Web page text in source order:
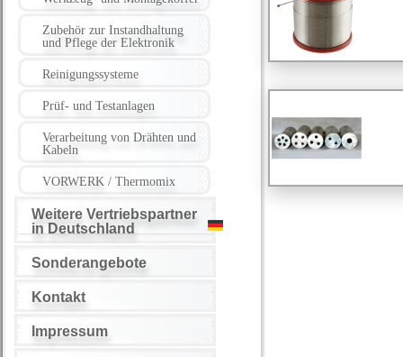
Zubehör zur Instandhaltung
und Pflege der Elektronik
Reinigungssysteme
Prüf- und Testanlagen
Verarbeitung von Drähten und
Kabeln
VORWERK / Thermomix
Weitere Vertriebspartner
in Deutschland
Sonderangebote
Kontakt
Impressum